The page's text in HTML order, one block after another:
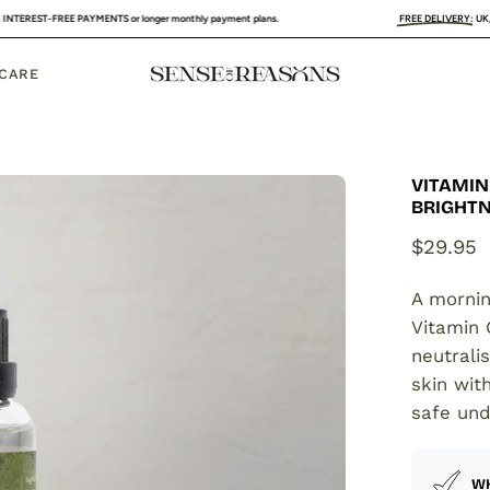
PAYMENTS or longer monthly payment plans. FREE DELIVERY:UK, FRANCE &
Open
lightbox
VITAMIN
$29.95
A
Vitamin
skin
safe